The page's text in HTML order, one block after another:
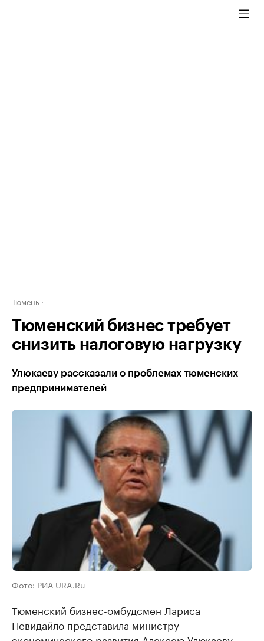
Тюмень
Тюменский бизнес требует
снизить налоговую нагрузку
Улюкаеву рассказали о проблемах тюменских
предпринимателей
Фото: РИА URA.Ru
Тюменский бизнес-омбудсмен Лариса
Невидайло представила министру